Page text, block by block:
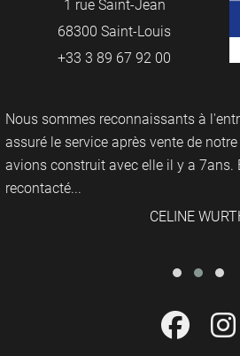
1 rue Saint-Jean
68300 Saint-Louis
+33 3 89 67 92 00
Nous sommes reconnaissants à
assuré le service après vente de
avions construit avec elle il y a 7ans.
recontacté...
CELINE